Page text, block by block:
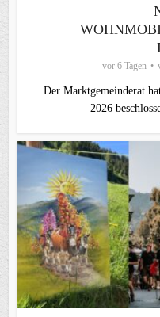
vor 6 Tagen
Der Marktgemeinderat
2026